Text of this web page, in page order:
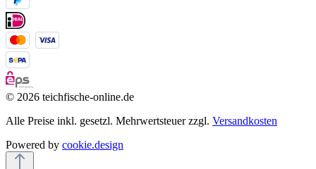
© 2026 teichfische-online.de
Alle Preise inkl. gesetzl. Mehrwertsteuer zzgl. Versandkosten
Powered by cookie.design